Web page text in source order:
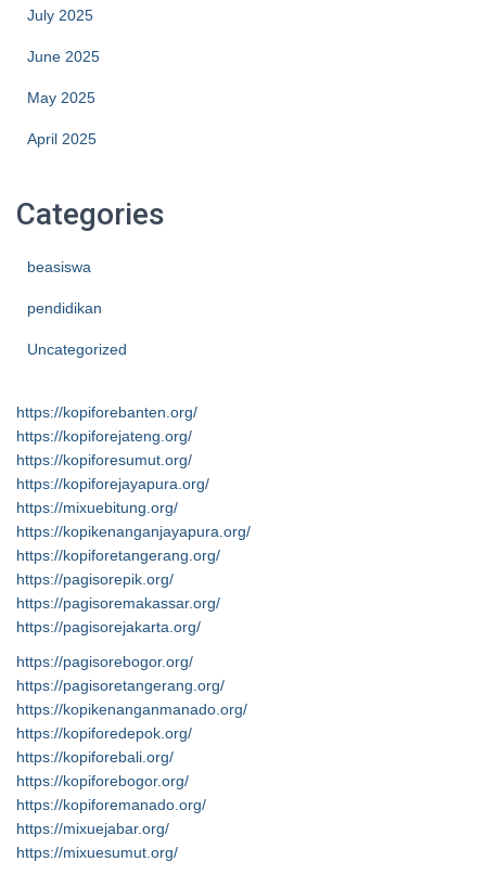
July 2025
June 2025
May 2025
April 2025
Categories
beasiswa
pendidikan
Uncategorized
https://kopiforebanten.org/
https://kopiforejateng.org/
https://kopiforesumut.org/
https://kopiforejayapura.org/
https://mixuebitung.org/
https://kopikenanganjayapura.org/
https://kopiforetangerang.org/
https://pagisorepik.org/
https://pagisoremakassar.org/
https://pagisorejakarta.org/
https://pagisorebogor.org/
https://pagisoretangerang.org/
https://kopikenanganmanado.org/
https://kopiforedepok.org/
https://kopiforebali.org/
https://kopiforebogor.org/
https://kopiforemanado.org/
https://mixuejabar.org/
https://mixuesumut.org/